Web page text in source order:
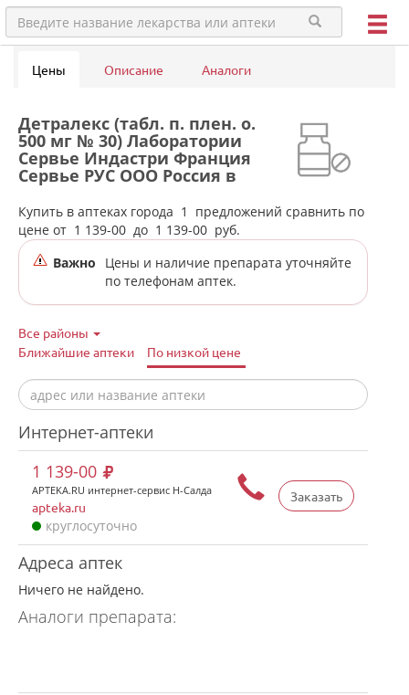
Цены Описание Аналоги
Детралекс (табл. п. плен. о.
500 мг № 30) Лаборатории
Сервье Индастри Франция
Сервье РУС ООО Россия в
аптеках города Нижней
Салды
Купить в аптеках города 1
предложений сравнить по
цене от 1 139-00 до 1 139-00 руб.
Важно
Цены и наличие препарата уточняйте
по телефонам аптек.
Все районы
Ближайшие аптеки
По низкой цене
Интернет-аптеки
Заказать
1 139-00
APTEKA.RU интернет-сервис Н-Салда
apteka.ru
круглосуточно
Адреса аптек
Ничего не найдено.
Аналоги препарата: